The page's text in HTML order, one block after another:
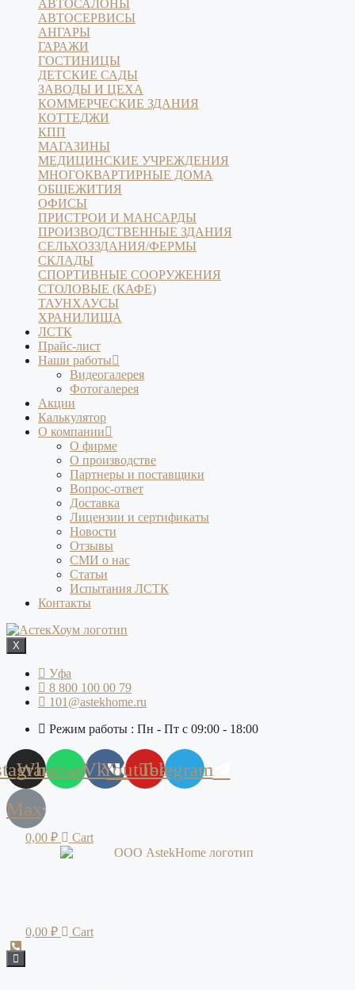
АВТОСАЛОНЫ
АВТОСЕРВИСЫ
АНГАРЫ
ГАРАЖИ
ГОСТИНИЦЫ
ДЕТСКИЕ САДЫ
ЗАВОДЫ И ЦЕХА
КОММЕРЧЕСКИЕ ЗДАНИЯ
КОТТЕДЖИ
КПП
МАГАЗИНЫ
МЕДИЦИНСКИЕ УЧРЕЖДЕНИЯ
МНОГОКВАРТИРНЫЕ ДОМА
ОБЩЕЖИТИЯ
ОФИСЫ
ПРИСТРОИ И МАНСАРДЫ
ПРОИЗВОДСТВЕННЫЕ ЗДАНИЯ
СЕЛЬХОЗЗДАНИЯ/ФЕРМЫ
СКЛАДЫ
СПОРТИВНЫЕ СООРУЖЕНИЯ
СТОЛОВЫЕ (КАФЕ)
ТАУНХАУСЫ
ХРАНИЛИЩА
ЛСТК
Прайс-лист
Наши работы
Видеогалерея
Фотогалерея
Акции
Калькулятор
О компании
О фирме
О производстве
Партнеры и поставщики
Вопрос-ответ
Доставка
Лицензии и сертификаты
Новости
Отзывы
СМИ о нас
Статьи
Испытания ЛСТК
Контакты
X
Уфа
8 800 100 00 79
101@astekhome.ru
Режим работы : Пн - Пт с 09:00 - 18:00
Whatsapp
VkYoutubeTelegram
Max
0,00 ₽ Cart
0,00 ₽ Cart